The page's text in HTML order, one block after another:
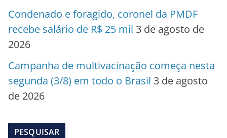
Condenado e foragido, coronel da PMDF
recebe salário de R$ 25 mil 3 de agosto de
2026
Campanha de multivacinação começa nesta
segunda (3/8) em todo o Brasil 3 de agosto
de 2026
PESQUISAR